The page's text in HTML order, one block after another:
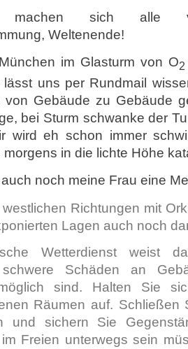
machen sich alle
Weltenende!
im Glasturm von O2
lässt uns per Rundmail
von Gebäude zu Gebäude
bei Sturm schwanke der
wird eh schon immer
in die lichte Höhe
noch meine Frau eine
Richtungen mit
Lagen auch noch
Wetterdienst weist
schwere Schäden an
sind. Halten Sie
Räumen auf. Schließen
und sichern Sie
Freien unterwegs sein